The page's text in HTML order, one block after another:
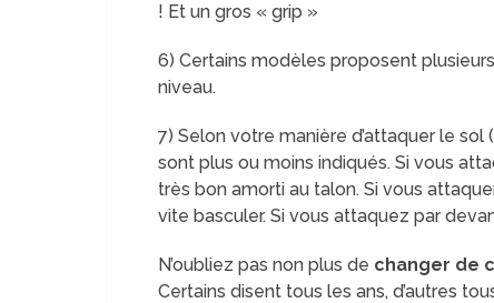
! Et un gros « grip »
6) Certains modèles proposent
niveau.
7) Selon votre manière d’attaquer le
sont plus ou moins indiqués. Si vous
très bon amorti au talon. Si vous
vite basculer. Si vous attaquez par
N’oubliez pas non plus de changer de
Certains disent tous les ans, d’autres